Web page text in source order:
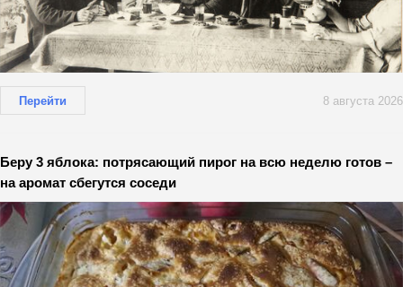
Перейти 8 августа 2026
Беру 3 яблока: потрясающий пирог на всю неделю готов –
на аромат сбегутся соседи